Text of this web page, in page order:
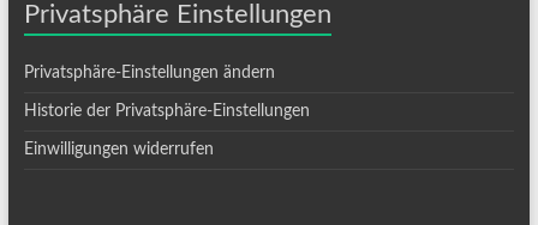
Privatsphäre Einstellungen
Privatsphäre-Einstellungen ändern
Historie der Privatsphäre-Einstellungen
Einwilligungen widerrufen